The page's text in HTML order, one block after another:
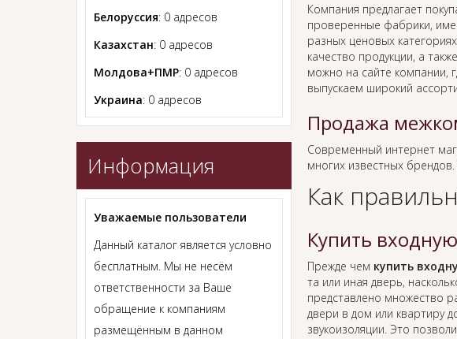
Компания предлагает
проверенные фабрики,
разных ценовых
качество продукции, а
можно на сайте компании,
выпускаем широкий
Продажа
Современный интернет
многих известных
Как
Купить
Прежде чем купить
та или иная дверь,
представлено множество
двери в дом или квартиру
звукоизоляции. Это
Белоруссия: 0 адресов
Казахстан: 0 адресов
Молдова+ПМР: 0 адресов
Украина: 0 адресов
Информация
Уважаемые пользователи
Данный каталог является условно
бесплатным. Мы не несём
ответственности за Ваше
обращение к компаниям
размещённым в данном